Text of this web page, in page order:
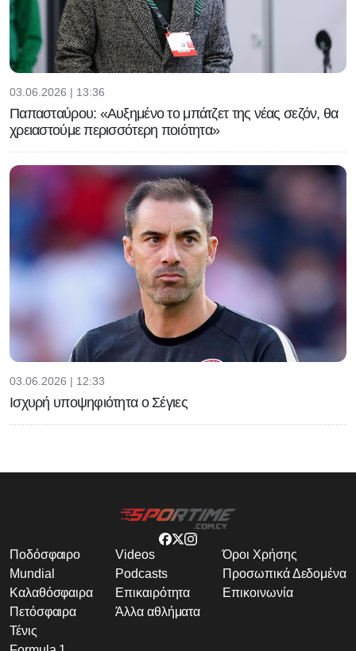
03.06.2026 | 13:36
Παπασταύρου: «Αυξημένο το μπάτζετ της νέας σεζόν, θα
χρειαστούμε περισσότερη ποιότητα»
03.06.2026 | 12:33
Ισχυρή υποψηφιότητα ο Σέγιες
Ποδόσφαιρο
Mundial
Καλαθόσφαιρα
Πετόσφαιρα
Τένις
Videos
Podcasts
Επικαιρότητα
Άλλα αθλήματα
Όροι Χρήσης
Προσωπικά Δεδομένα
Επικοινωνία